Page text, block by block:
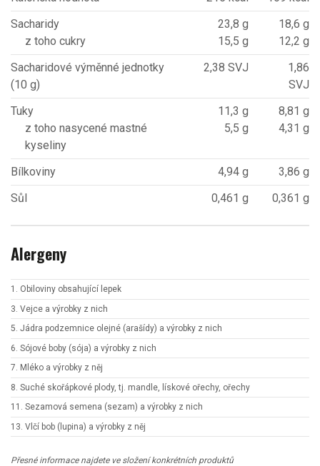
Sacharidy
z toho cukry
23,8 g
15,5 g
18,6 g
12,2 g
Sacharidové výměnné jednotky
(10 g)
2,38 SVJ
1,86
SVJ
Tuky
z toho nasycené mastné
kyseliny
11,3 g
5,5 g
8,81 g
4,31 g
Bílkoviny 4,94 g
3,86 g
Sůl
0,461 g 0,361 g
Alergeny
1. Obiloviny obsahující lepek
3. Vejce a výrobky z nich
5. Jádra podzemnice olejné (arašídy) a výrobky z nich
6. Sójové boby (sója) a výrobky z nich
7. Mléko a výrobky z něj
8. Suché skořápkové plody, tj. mandle, lískové ořechy, ořechy
11. Sezamová semena (sezam) a výrobky z nich
13. Vlčí bob (lupina) a výrobky z něj
Přesné informace najdete ve složení konkrétních produktů